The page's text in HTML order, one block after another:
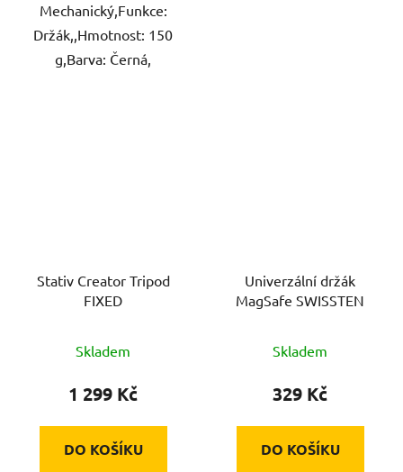
Mechanický,Funkce:
Držák,,Hmotnost: 150
g,Barva: Černá,
Stativ Creator Tripod
FIXED
Skladem
1 299 Kč
DO KOŠÍKU
Univerzální držák
MagSafe SWISSTEN
Skladem
329 Kč
DO KOŠÍKU